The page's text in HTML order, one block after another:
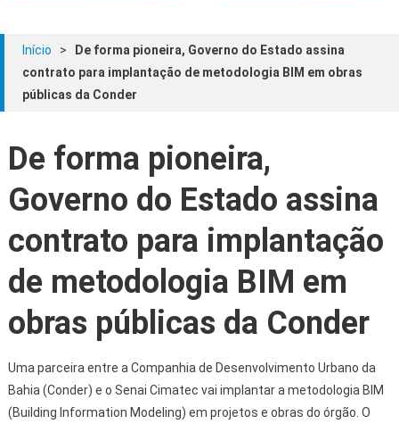
Início >
De forma pioneira, Governo do Estado assina
contrato para implantação de metodologia BIM em obras
públicas da Conder
De forma pioneira,
Governo do Estado assina
contrato para implantação
de metodologia BIM em
obras públicas da Conder
Uma parceira entre a Companhia de Desenvolvimento Urbano da
Bahia (Conder) e o Senai Cimatec vai implantar a metodologia BIM
(Building Information Modeling) em projetos e obras do órgão. O